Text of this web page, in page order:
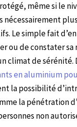
même si le
nécessairement
Le simple fait
ou de constater sa
climat de sérénité.
en aluminium
la possibilité
la pénétration
non